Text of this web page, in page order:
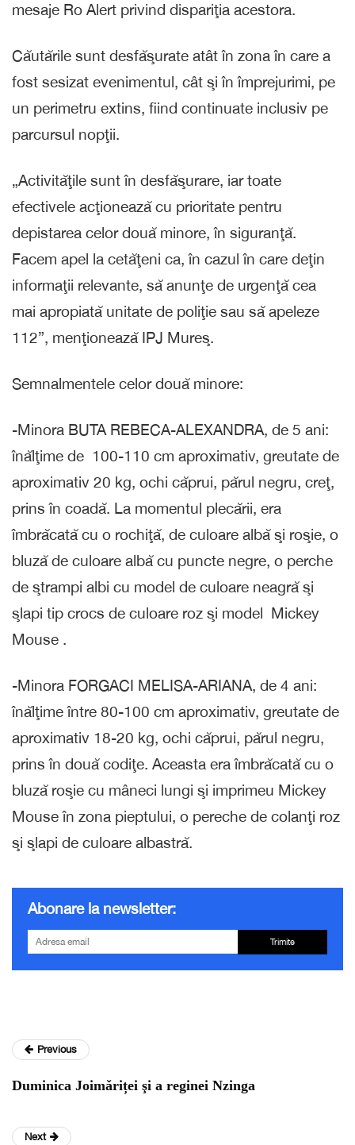
mesaje Ro Alert privind dispariţia acestora.
Căutările sunt desfăşurate atât în zona în care a
fost sesizat evenimentul, cât şi în împrejurimi, pe
un perimetru extins, fiind continuate inclusiv pe
parcursul nopţii.
„Activităţile sunt în desfăşurare, iar toate
efectivele acţionează cu prioritate pentru
depistarea celor două minore, în siguranţă.
Facem apel la cetăţeni ca, în cazul în care deţin
informaţii relevante, să anunţe de urgenţă cea
mai apropiată unitate de poliţie sau să apeleze
112”, menţionează IPJ Mureş.
Semnalmentele celor două minore:
-Minora BUTA REBECA-ALEXANDRA, de 5 ani:
înălţime de 100-110 cm aproximativ, greutate de
aproximativ 20 kg, ochi căprui, părul negru, creţ,
prins în coadă. La momentul plecării, era
îmbrăcată cu o rochiţă, de culoare albă şi roşie, o
bluză de culoare albă cu puncte negre, o perche
de ştrampi albi cu model de culoare neagră şi
şlapi tip crocs de culoare roz şi model Mickey
Mouse .
-Minora FORGACI MELISA-ARIANA, de 4 ani:
înălţime între 80-100 cm aproximativ, greutate de
aproximativ 18-20 kg, ochi căprui, părul negru,
prins în două codiţe. Aceasta era îmbrăcată cu o
bluză roşie cu mâneci lungi şi imprimeu Mickey
Mouse în zona pieptului, o pereche de colanţi roz
şi şlapi de culoare albastră.
Abonare la newsletter:
Trimite
Previous
Duminica Joimǎriței şi a reginei Nzinga
Next